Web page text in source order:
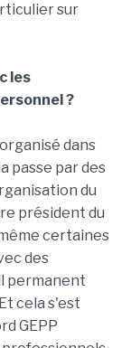
sur
les
?
dans
passe par des
du
président du
certaines
des
permanent
cela s'est
GEPP